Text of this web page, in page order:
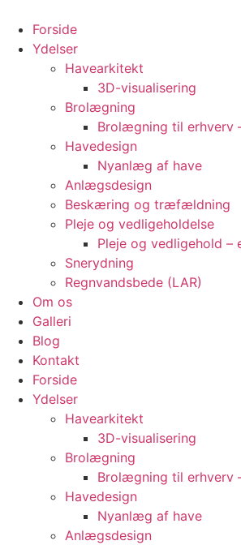
indhold
Forside
Ydelser
Havearkitekt
3D-visualisering
Brolægning
Brolægning til erhverv
Havedesign
Nyanlæg af have
Anlægsdesign
Beskæring og træfældning
Pleje og vedligeholdelse
Pleje og vedligehold –
Snerydning
Regnvandsbede (LAR)
Om os
Galleri
Blog
Kontakt
Forside
Ydelser
Havearkitekt
3D-visualisering
Brolægning
Brolægning til erhverv
Havedesign
Nyanlæg af have
Anlægsdesign